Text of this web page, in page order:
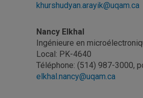
khurshudyan.arayik@uqam.ca
Nancy Elkhal
Ingénieure en
Local: PK-4640
Téléphone: (514) 987-3000,
elkhal.nancy@uqam.ca